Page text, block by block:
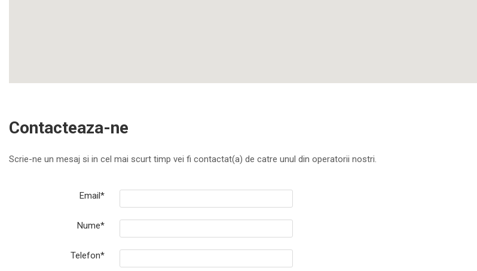
Contacteaza-ne
Scrie-ne un mesaj si in cel mai scurt timp vei fi contactat(a) de catre unul din operatorii nostri.
Email*
Nume*
Telefon*